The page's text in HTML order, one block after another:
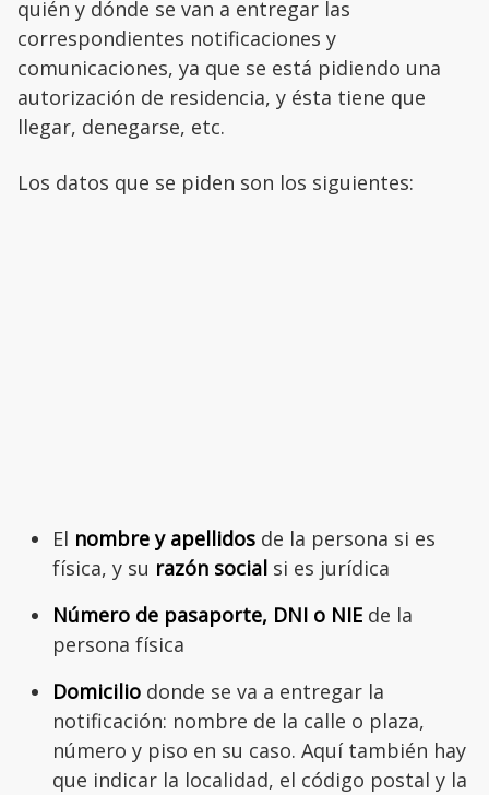
quién y dónde se van a entregar las
correspondientes notificaciones y
comunicaciones, ya que se está pidiendo una
autorización de residencia, y ésta tiene que
llegar, denegarse, etc.
Los datos que se piden son los siguientes:
El nombre y apellidos de la persona si es
física, y su razón social si es jurídica
Número de pasaporte, DNI o NIE de la
persona física
Domicilio donde se va a entregar la
notificación: nombre de la calle o plaza,
número y piso en su caso. Aquí también hay
que indicar la localidad, el código postal y la